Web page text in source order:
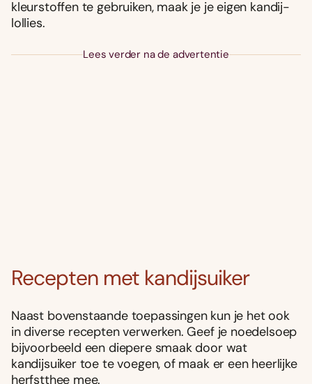
kleurstoffen te gebruiken, maak je je eigen kandij-
lollies.
Lees verder na de advertentie
Recepten met kandijsuiker
Naast bovenstaande toepassingen kun je het ook
in diverse recepten verwerken. Geef je noedelsoep
bijvoorbeeld een diepere smaak door wat
kandijsuiker toe te voegen, of maak er een heerlijke
herfstthee mee.